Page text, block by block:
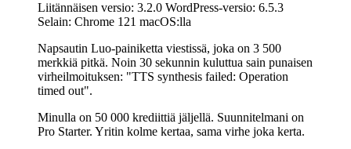
Liitännäisen versio: 3.2.0 WordPress-versio: 6.5.3
Selain: Chrome 121 macOS:lla
Napsautin Luo-painiketta viestissä, joka on 3 500
merkkiä pitkä. Noin 30 sekunnin kuluttua sain punaisen
virheilmoituksen: "TTS synthesis failed: Operation
timed out".
Minulla on 50 000 krediittiä jäljellä. Suunnitelmani on
Pro Starter. Yritin kolme kertaa, sama virhe joka kerta.